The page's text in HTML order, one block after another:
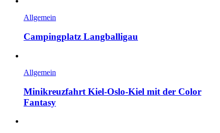
Allgemein
Campingplatz Langballigau
Allgemein
Minikreuzfahrt Kiel-Oslo-Kiel mit der Color
Fantasy